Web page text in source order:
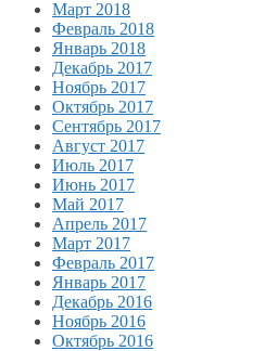
Март 2018
Февраль 2018
Январь 2018
Декабрь 2017
Ноябрь 2017
Октябрь 2017
Сентябрь 2017
Август 2017
Июль 2017
Июнь 2017
Май 2017
Апрель 2017
Март 2017
Февраль 2017
Январь 2017
Декабрь 2016
Ноябрь 2016
Октябрь 2016